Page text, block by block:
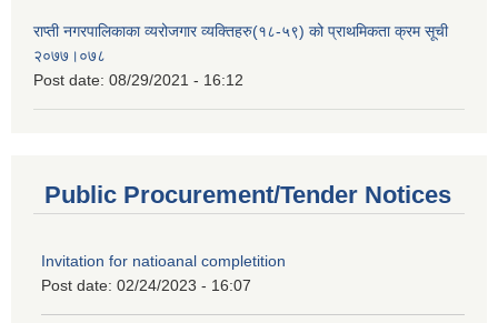
राप्ती नगरपालिकाका व्यरोजगार व्यक्तिहरु(१८-५९) को प्राथमिकता क्रम सूची
२०७७।०७८
Post date: 08/29/2021 - 16:12
Public Procurement/Tender Notices
Invitation for natioanal completition
Post date: 02/24/2023 - 16:07